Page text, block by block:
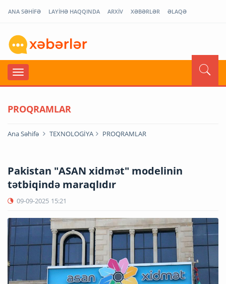
ANA SƏHİFƏ LAYİHƏ HAQQINDA ARXİV XƏBƏRLƏR ƏLAQƏ
PROQRAMLAR
Ana Səhifə TEXNOLOGİYA PROQRAMLAR
Pakistan "ASAN xidmət" modelinin
tətbiqində maraqlıdır
09-09-2025 15:21